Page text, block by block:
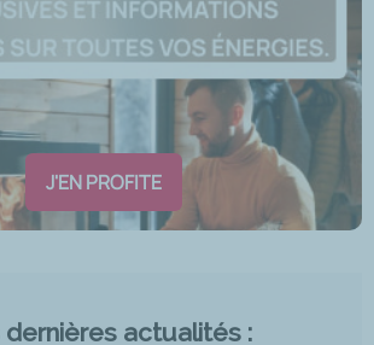
J'EN PROFITE
dernières actualités :